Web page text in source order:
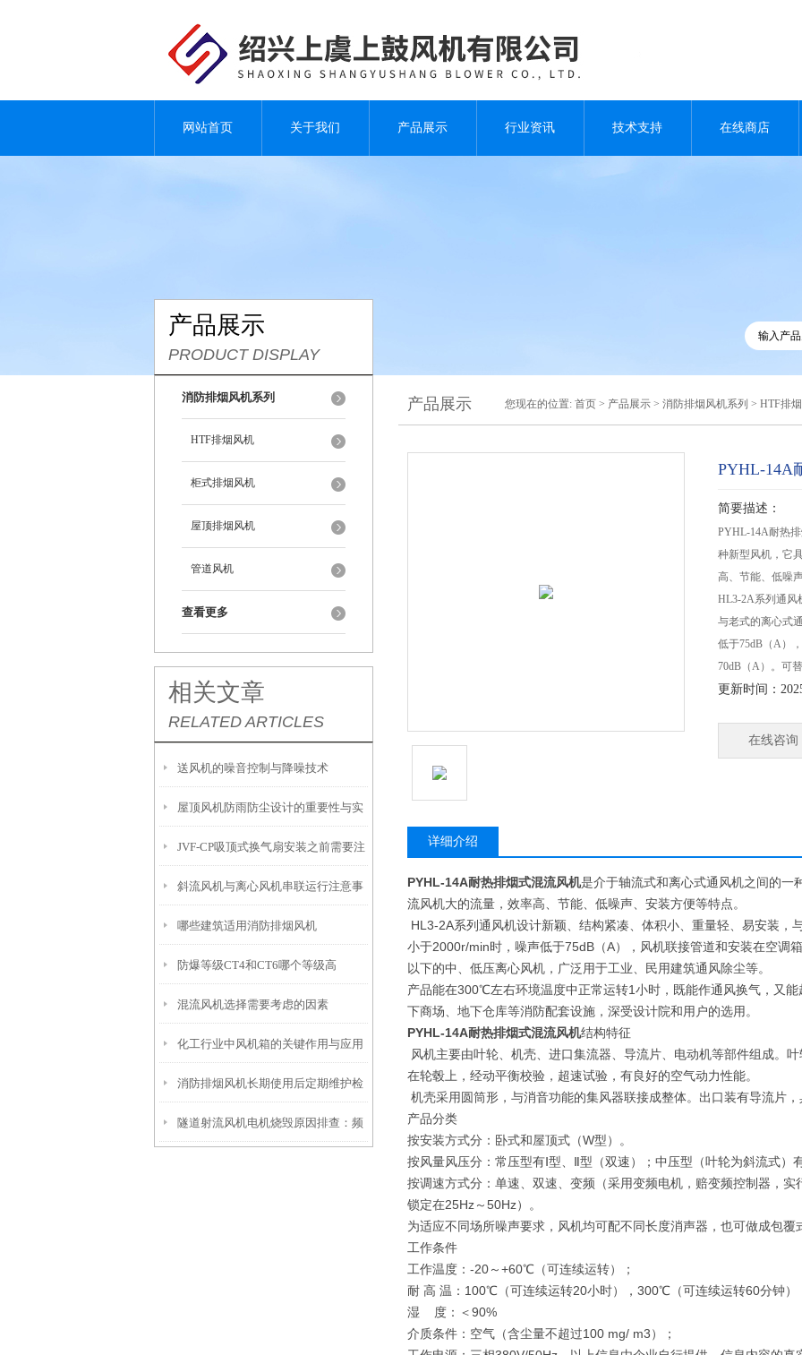
网站首页 关于我们 产品展示 行业资讯 技术支持 在线商店
产品展示
PRODUCT DISPLAY
消防排烟风机系列
HTF排烟风机
柜式排烟风机
屋顶排烟风机
管道风机
查看更多
相关文章
RELATED ARTICLES
送风机的噪音控制与降噪技术
屋顶风机防雨防尘设计的重要性与实
现方式
JVF-CP吸顶式换气扇安装之前需要注
意什么？怎么安装
斜流风机与离心风机串联运行注意事
项
哪些建筑适用消防排烟风机
防爆等级CT4和CT6哪个等级高
混流风机选择需要考虑的因素
化工行业中风机箱的关键作用与应用
要点
消防排烟风机长期使用后定期维护检
查
隧道射流风机电机烧毁原因排查：频
产品展示 您现在的位置: 首页 > 产品展示 > 消防排烟风机系列 > HTF排
PYHL-14A
简要描述：
PYHL-14A耐热
种新型风机，它
高、节能、低噪
HL3-2A系列通风
与老式的离心式
低于75dB（A）
70dB（A）。可
更新时间：
在线咨询
详细介绍
PYHL-14A耐热排烟式混流风机是介于轴流式和离心式通风机之间的一
流风机大的流量，效率高、节能、低噪声、安装方便等特点。
HL3-2A系列通风机设计新颖、结构紧凑、体积小、重量轻、易安装，
小于2000r/min时，噪声低于75dB（A），风机联接管道和安装在空调
以下的中、低压离心风机，广泛用于工业、民用建筑通风除尘等。
产品能在300℃左右环境温度中正常运转1小时，既能作通风换气，又
下商场、地下仓库等消防配套设施，深受设计院和用户的选用。
PYHL-14A耐热排烟式混流风机结构特征
风机主要由叶轮、机壳、进口集流器、导流片、电动机等部件组成。
在轮毂上，经动平衡校验，超速试验，有良好的空气动力性能。
机壳采用圆筒形，与消音功能的集风器联接成整体。出口装有导流片，
产品分类
按安装方式分：卧式和屋顶式（W型）。
按风量风压分：常压型有Ⅰ型、Ⅱ型（双速）；中压型（叶轮为斜流式
按调速方式分：单速、双速、变频（采用变频电机，赔变频控制器，
锁定在25Hz～50Hz）。
为适应不同场所噪声要求，风机均可配不同长度消声器，也可做成包覆
工作条件
工作温度：-20～+60℃（可连续运转）；
耐 高 温：100℃（可连续运转20小时），300℃（可连续运转60分钟）
湿 度：＜90%
介质条件：空气（含尘量不超过100 mg/ m3）；